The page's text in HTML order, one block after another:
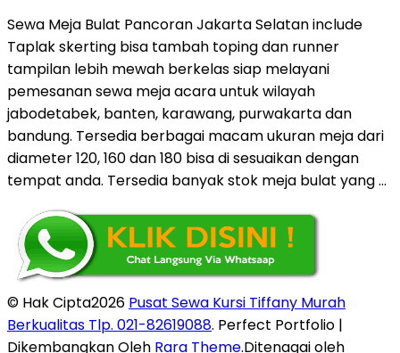
Sewa Meja Bulat Pancoran Jakarta Selatan include
Taplak skerting bisa tambah toping dan runner
tampilan lebih mewah berkelas siap melayani
pemesanan sewa meja acara untuk wilayah
jabodetabek, banten, karawang, purwakarta dan
bandung. Tersedia berbagai macam ukuran meja dari
diameter 120, 160 dan 180 bisa di sesuaikan dengan
tempat anda. Tersedia banyak stok meja bulat yang …
© Hak Cipta2026 Pusat Sewa Kursi Tiffany Murah
Berkualitas Tlp. 021-82619088. Perfect Portfolio |
Dikembangkan Oleh Rara Theme.Ditenagai oleh